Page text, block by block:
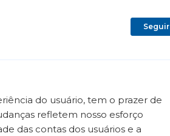
Seguir
do usuário, tem o prazer de
refletem nosso esforço
das contas dos usuários e a